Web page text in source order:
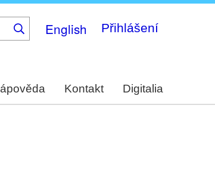
English Přihlášení
Kontakt Digitalia